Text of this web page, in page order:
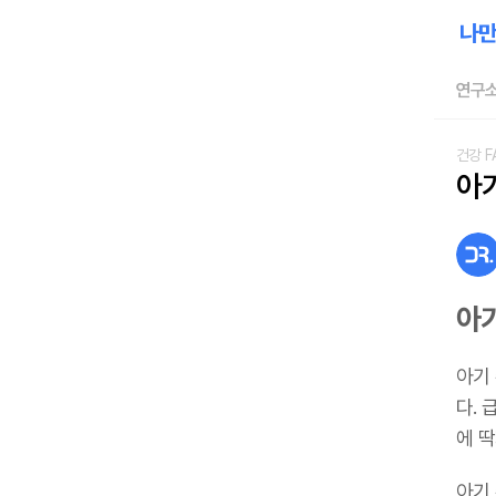
연구
건강
아
아
아기
다.
에
아기